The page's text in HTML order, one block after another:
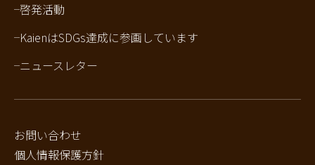
啓発活動
KaienはSDGs達成に参画しています
ニュースレター
お問い合わせ
個人情報保護方針